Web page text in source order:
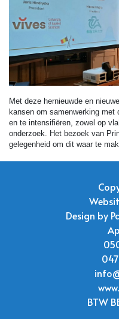
Met deze hernieuwde en
kansen om samenwerking
en te intensifiëren, zowel op
onderzoek. Het bezoek van
gelegenheid om dit waar te
Design by
BTW